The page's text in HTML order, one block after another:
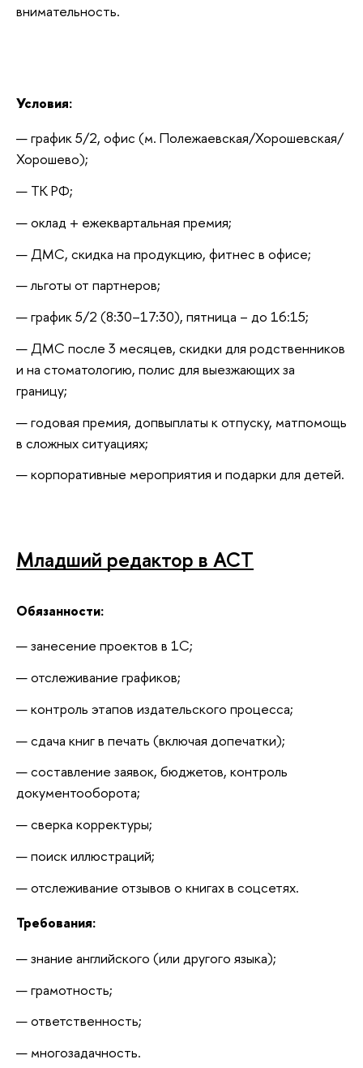
внимательность.
Условия:
график 5/2, офис (м. Полежаевская/Хорошевская/
Хорошево);
ТК РФ;
оклад + ежеквартальная премия;
ДМС, скидка на продукцию, фитнес в офисе;
льготы от партнеров;
график 5/2 (8:30–17:30), пятница – до 16:15;
ДМС после 3 месяцев, скидки для родственников
и на стоматологию, полис для выезжающих за
границу;
годовая премия, допвыплаты к отпуску, матпомощь
в сложных ситуациях;
корпоративные мероприятия и подарки для детей.
Младший редактор в АСТ
Обязанности:
занесение проектов в 1С;
отслеживание графиков;
контроль этапов издательского процесса;
сдача книг в печать (включая допечатки);
составление заявок, бюджетов, контроль
документооборота;
сверка корректуры;
поиск иллюстраций;
отслеживание отзывов о книгах в соцсетях.
Требования:
знание английского (или другого языка);
грамотность;
ответственность;
многозадачность.